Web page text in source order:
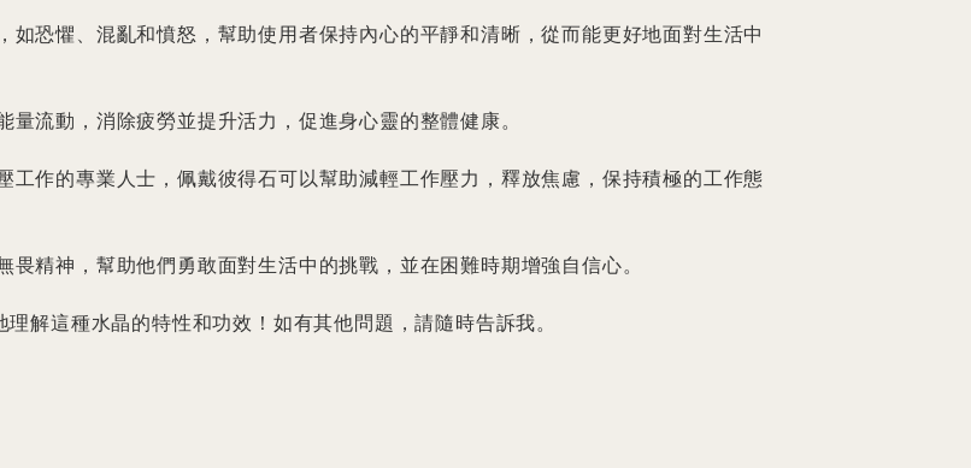
恐懼、混亂和憤怒，幫助使用者保持內心的平靜和清晰，從而能更好地面對生活中
流動，消除疲勞並提升活力，促進身心靈的整體健康。
作的專業人士，佩戴彼得石可以幫助減輕工作壓力，釋放焦慮，保持積極的工作態
精神，幫助他們勇敢面對生活中的挑戰，並在困難時期增強自信心。
解這種水晶的特性和功效！如有其他問題，請隨時告訴我。